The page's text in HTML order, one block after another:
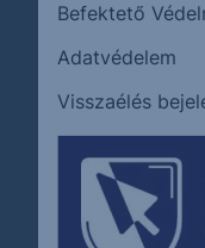
Befektető
Adatvédelem
Visszaélés